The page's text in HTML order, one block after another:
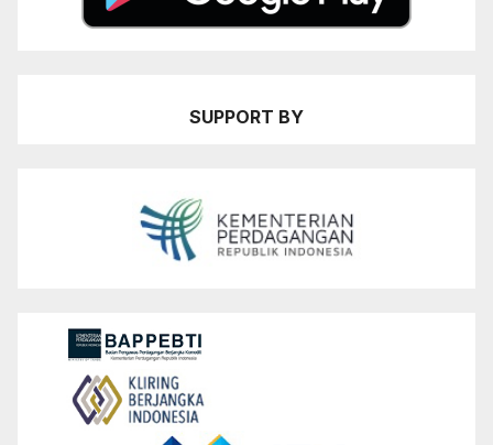
SUPPORT BY